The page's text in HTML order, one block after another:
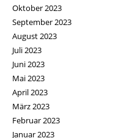
Oktober 2023
September 2023
August 2023
Juli 2023
Juni 2023
Mai 2023
April 2023
März 2023
Februar 2023
Januar 2023